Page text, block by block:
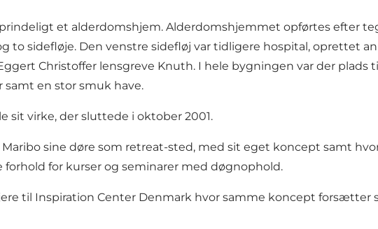
et alderdomshjem. Alderdomshjemmet opførtes efter
to sidefløje. Den venstre sidefløj var tidligere hospital, oprettet
Christoffer lensgreve Knuth. I hele bygningen var der
en stor smuk have.
sit virke, der sluttede i oktober 2001.
sine døre som retreat-sted, med sit eget koncept samt
forhold for kurser og seminarer med døgnophold.
til Inspiration Center Denmark hvor samme koncept forsætter